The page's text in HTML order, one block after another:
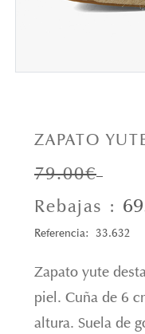
ZAPATO
79.00€
Rebajas :
Referencia: 33.632
Zapato yute
piel. Cuña de 6
altura. Suela de